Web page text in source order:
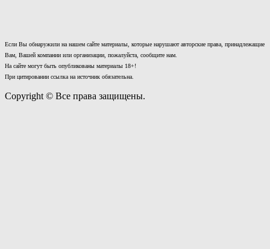
Если Вы обнаружили на нашем сайте материалы, которые нарушают авторские права, принадлежащие
Вам, Вашей компании или организации, пожалуйста, сообщите нам.
На сайте могут быть опубликованы материалы 18+!
При цитировании ссылка на источник обязательна.
Copyright © Все права защищены.